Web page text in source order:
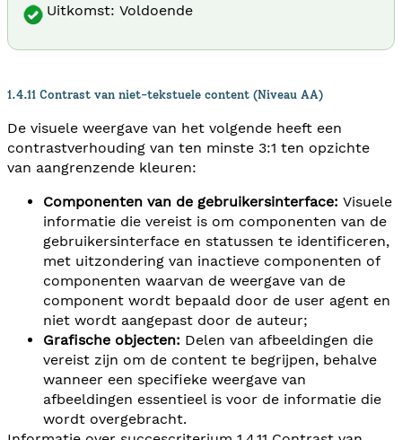
Uitkomst: Voldoende
1.4.11 Contrast van niet-tekstuele content (Niveau AA)
De visuele weergave van het volgende heeft een
contrastverhouding van ten minste 3:1 ten opzichte
van aangrenzende kleuren:
Componenten van de gebruikersinterface: Visuele
informatie die vereist is om componenten van de
gebruikersinterface en statussen te identificeren,
met uitzondering van inactieve componenten of
componenten waarvan de weergave van de
component wordt bepaald door de user agent en
niet wordt aangepast door de auteur;
Grafische objecten: Delen van afbeeldingen die
vereist zijn om de content te begrijpen, behalve
wanneer een specifieke weergave van
afbeeldingen essentieel is voor de informatie die
wordt overgebracht.